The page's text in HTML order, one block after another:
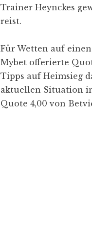
Trainer Heynckes
reist.
Für Wetten auf
Mybet offerierte
Tipps auf Heimsieg
aktuellen Situation
Quote 4,00 von